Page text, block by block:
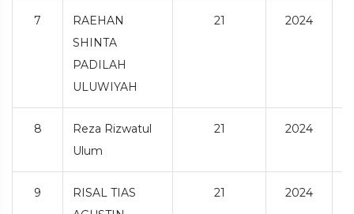
7
RAEHAN
SHINTA
PADILAH
ULUWIYAH
21 2024
8
Reza Rizwatul
Ulum
21 2024
9
RISAL TIAS
21 2024